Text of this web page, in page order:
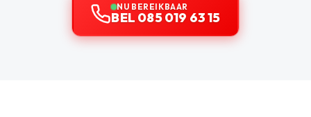
NU BEREIKBAAR
BEL 085 019 63 15